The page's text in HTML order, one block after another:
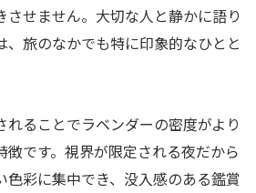
させません。大切な人と静かに語り
、旅のなかでも特に印象的なひとと
れることでラベンダーの密度がより
徴です。視界が限定される夜だから
色彩に集中でき、没入感のある鑑賞